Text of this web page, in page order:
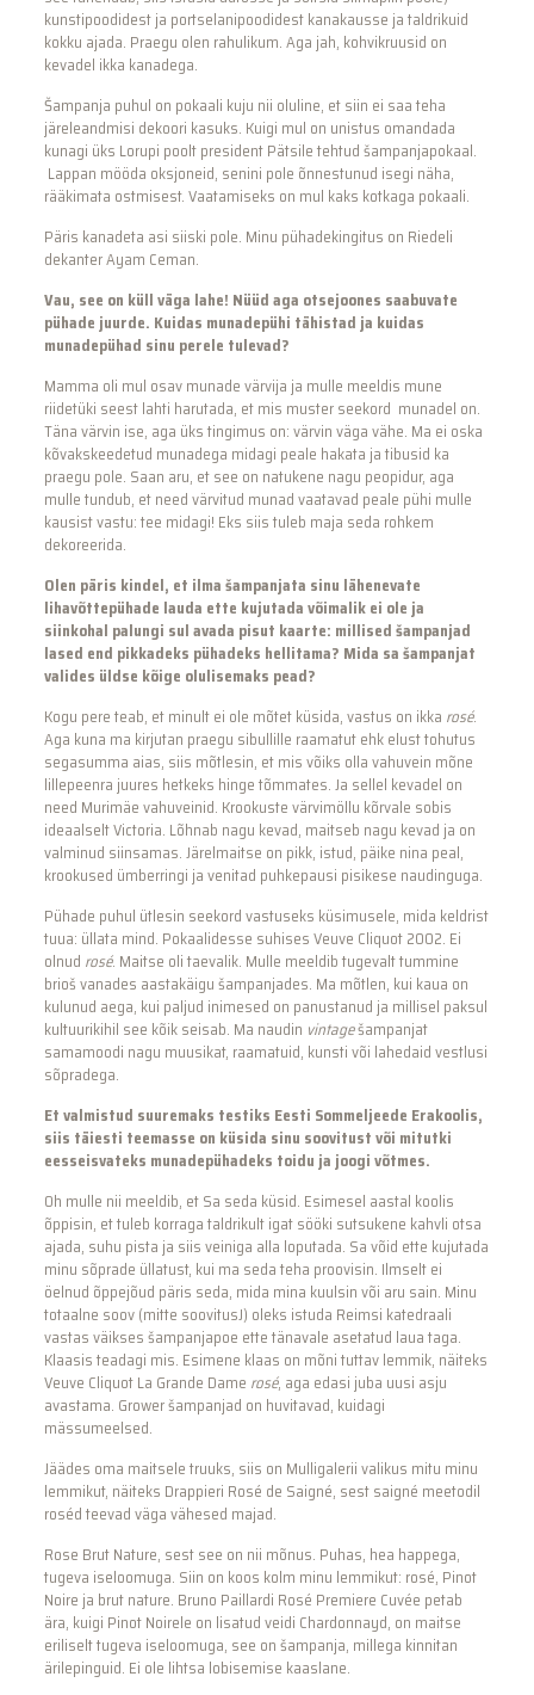
kunstipoodidest ja portselanipoodidest kanakausse ja taldrikuid
kokku ajada. Praegu olen rahulikum. Aga jah, kohvikruusid on
kevadel ikka kanadega.
Šampanja puhul on pokaali kuju nii oluline, et siin ei saa teha
järeleandmisi dekoori kasuks. Kuigi mul on unistus omandada
kunagi üks Lorupi poolt president Pätsile tehtud šampanjapokaal.
Lappan mööda oksjoneid, senini pole õnnestunud isegi näha,
rääkimata ostmisest. Vaatamiseks on mul kaks kotkaga pokaali.
Päris kanadeta asi siiski pole. Minu pühadekingitus on Riedeli
dekanter Ayam Ceman.
Vau, see on küll väga lahe! Nüüd aga otsejoones saabuvate
pühade juurde. Kuidas munadepühi tähistad ja kuidas
munadepühad sinu perele tulevad?
Mamma oli mul osav munade värvija ja mulle meeldis mune
riidetüki seest lahti harutada, et mis muster seekord munadel on.
Täna värvin ise, aga üks tingimus on: värvin väga vähe. Ma ei oska
kõvakskeedetud munadega midagi peale hakata ja tibusid ka
praegu pole. Saan aru, et see on natukene nagu peopidur, aga
mulle tundub, et need värvitud munad vaatavad peale pühi mulle
kausist vastu: tee midagi! Eks siis tuleb maja seda rohkem
dekoreerida.
Olen päris kindel, et ilma šampanjata sinu lähenevate
lihavõttepühade lauda ette kujutada võimalik ei ole ja
siinkohal palungi sul avada pisut kaarte: millised šampanjad
lased end pikkadeks pühadeks hellitama? Mida sa šampanjat
valides üldse kõige olulisemaks pead?
Kogu pere teab, et minult ei ole mõtet küsida, vastus on ikka rosé.
Aga kuna ma kirjutan praegu sibullille raamatut ehk elust tohutus
segasumma aias, siis mõtlesin, et mis võiks olla vahuvein mõne
lillepeenra juures hetkeks hinge tõmmates. Ja sellel kevadel on
need Murimäe vahuveinid. Krookuste värvimöllu kõrvale sobis
ideaalselt Victoria. Lõhnab nagu kevad, maitseb nagu kevad ja on
valminud siinsamas. Järelmaitse on pikk, istud, päike nina peal,
krookused ümberringi ja venitad puhkepausi pisikese naudinguga.
Pühade puhul ütlesin seekord vastuseks küsimusele, mida keldrist
tuua: üllata mind. Pokaalidesse suhises Veuve Cliquot 2002. Ei
olnud rosé. Maitse oli taevalik. Mulle meeldib tugevalt tummine
brioš vanades aastakäigu šampanjades. Ma mõtlen, kui kaua on
kulunud aega, kui paljud inimesed on panustanud ja millisel paksul
kultuurikihil see kõik seisab. Ma naudin vintagešampanjat
samamoodi nagu muusikat, raamatuid, kunsti või lahedaid vestlusi
sõpradega.
Et valmistud suuremaks testiks Eesti Sommeljeede Erakoolis,
siis täiesti teemasse on küsida sinu soovitust või mitutki
eesseisvateks munadepühadeks toidu ja joogi võtmes.
Oh mulle nii meeldib, et Sa seda küsid. Esimesel aastal koolis
õppisin, et tuleb korraga taldrikult igat sööki sutsukene kahvli otsa
ajada, suhu pista ja siis veiniga alla loputada. Sa võid ette kujutada
minu sõprade üllatust, kui ma seda teha proovisin. Ilmselt ei
öelnud õppejõud päris seda, mida mina kuulsin või aru sain. Minu
totaalne soov (mitte soovitusJ) oleks istuda Reimsi katedraali
vastas väikses šampanjapoe ette tänavale asetatud laua taga.
Klaasis teadagi mis. Esimene klaas on mõni tuttav lemmik, näiteks
Veuve Cliquot La Grande Dame rosé, aga edasi juba uusi asju
avastama. Grower šampanjad on huvitavad, kuidagi
mässumeelsed.
Jäädes oma maitsele truuks, siis on Mulligalerii valikus mitu minu
lemmikut, näiteks Drappieri Rosé de Saigné, sest saigné meetodil
roséd teevad väga vähesed majad.
Rose Brut Nature, sest see on nii mõnus. Puhas, hea happega,
tugeva iseloomuga. Siin on koos kolm minu lemmikut: rosé, Pinot
Noire ja brut nature. Bruno Paillardi Rosé Premiere Cuvée petab
ära, kuigi Pinot Noirele on lisatud veidi Chardonnayd, on maitse
eriliselt tugeva iseloomuga, see on šampanja, millega kinnitan
ärilepinguid. Ei ole lihtsa lobisemise kaaslane.